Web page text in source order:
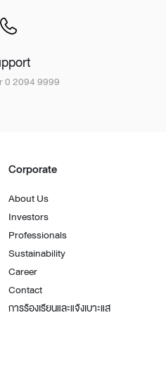
0 2094 9999
Corporate
About Us
Investors
Professionals
Sustainability
Career
Contact
การร้องเรียนและแจ้งเบาะแส